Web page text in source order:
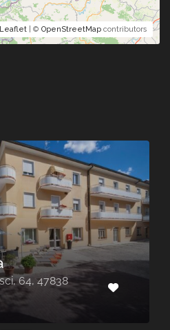
Leaflet | © OpenStreetMap contributors
64, 47838